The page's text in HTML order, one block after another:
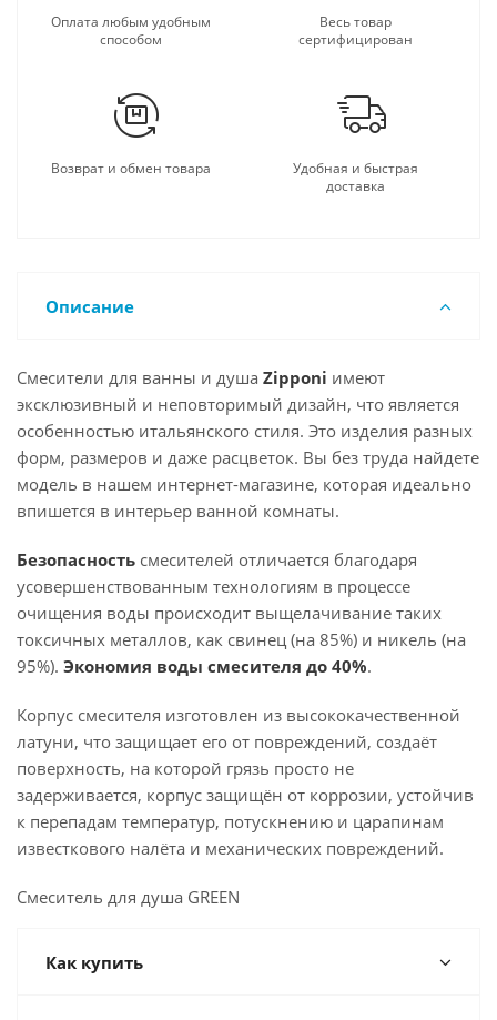
Оплата любым удобным
способом
Весь товар
сертифицирован
Возврат и обмен товара
Удобная и быстрая
доставка
Описание
Смесители для ванны и душа Zipponi имеют
эксклюзивный и неповторимый дизайн, что является
особенностью итальянского стиля. Это изделия разных
форм, размеров и даже расцветок. Вы без труда найдете
модель в нашем интернет-магазине, которая идеально
впишется в интерьер ванной комнаты.
Безопасность смесителей отличается благодаря
усовершенствованным технологиям в процессе
очищения воды происходит выщелачивание таких
токсичных металлов, как свинец (на 85%) и никель (на
95%). Экономия воды смесителя до 40%.
Корпус смесителя изготовлен из высококачественной
латуни, что защищает его от повреждений, создаёт
поверхность, на которой грязь просто не
задерживается, корпус защищён от коррозии, устойчив
к перепадам температур, потускнению и царапинам
известкового налёта и механических повреждений.
Смеситель для душа GREEN
Как купить